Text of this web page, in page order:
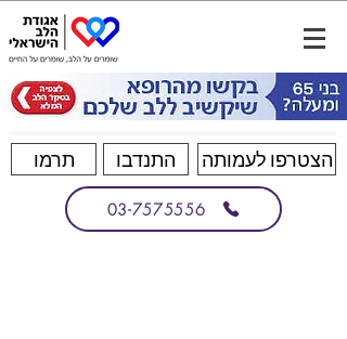
תרמו התנדבו הצטרפו לעמותה
03-7575556